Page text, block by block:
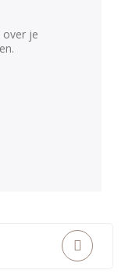
over je